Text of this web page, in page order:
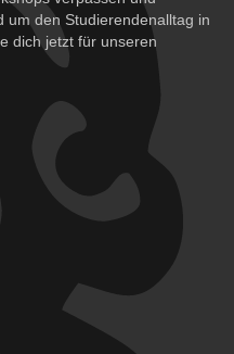
um den Studierendenalltag in
dich jetzt für unseren